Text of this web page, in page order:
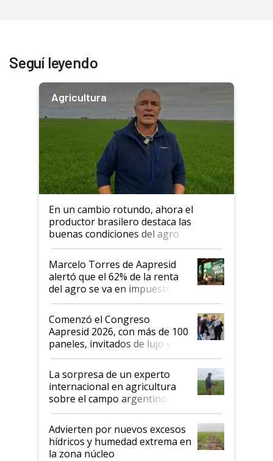
Seguí leyendo
Agricultura
En un cambio rotundo, ahora el
productor brasilero destaca las
buenas condiciones del agro
argentino para invertir: "Los veo
más motivados"
Marcelo Torres de Aapresid
alertó que el 62% de la renta
del agro se va en impuestos:
"No es bueno que en
Argentina se sigan discutiendo
las mismas cosas de hace 50
años"
Comenzó el Congreso
Aapresid 2026, con más de 100
paneles, invitados de lujo y
todas las tendencias
La sorpresa de un experto
internacional en agricultura
sobre el campo argentino:
"Estoy muy impresionado"
Advierten por nuevos excesos
hídricos y humedad extrema en
la zona núcleo